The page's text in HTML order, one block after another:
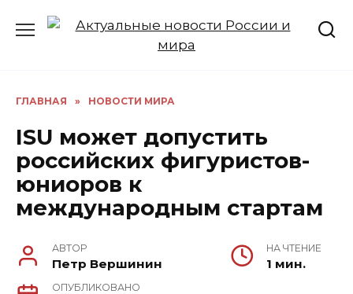
ГЛАВНАЯ » НОВОСТИ МИРА
ISU может допустить
российских фигуристов-
юниоров к
международным стартам
АВТОР
Петр Вершинин
НА ЧТЕНИЕ
1 мин.
ОПУБЛИКОВАНО